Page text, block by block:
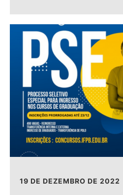
19 DE DEZEMBRO DE 2022